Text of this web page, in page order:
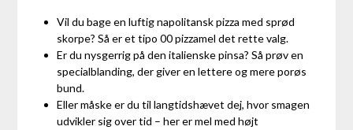
Vil du bage en luftig napolitansk pizza med sprød
skorpe? Så er et tipo 00 pizzamel det rette valg.
Er du nysgerrig på den italienske pinsa? Så prøv en
specialblanding, der giver en lettere og mere porøs
bund.
Eller måske er du til langtidshævet dej, hvor smagen
udvikler sig over tid – her er mel med højt